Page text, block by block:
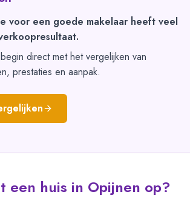
voor een goede makelaar heeft veel
direct met het vergelijken van
prestaties en aanpak.
een huis in Opijnen op?